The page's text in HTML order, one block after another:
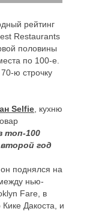
рейтинг
Restaurants
половины
по 100-е.
ю строчку
Selfie , кухню
топ-100
год
поднялся на
нью-
Fare, в
Дакоста, и